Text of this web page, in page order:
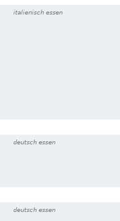
italienisch essen
deutsch essen
deutsch essen